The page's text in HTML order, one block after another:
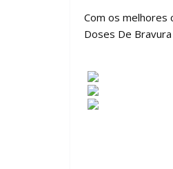
Com os melhores
Doses De Bravura